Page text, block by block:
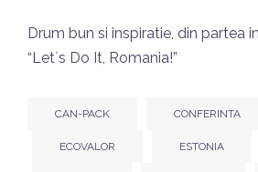
Drum bun si inspiratie, din partea
“Let`s Do It, Romania!”
CAN-PACK CONFERINTA
ECOVALOR ESTONIA